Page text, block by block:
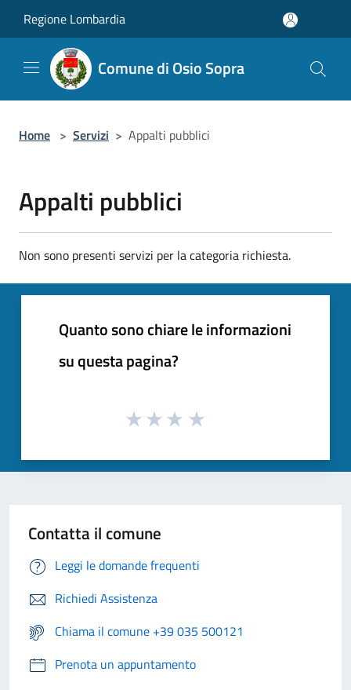
Regione Lombardia
Comune di Osio Sopra
Home > Servizi > Appalti pubblici
Appalti pubblici
Non sono presenti servizi per la categoria richiesta.
Quanto sono chiare le informazioni
su questa pagina?
Contatta il comune
Leggi le domande frequenti
Richiedi Assistenza
Chiama il comune +39 035 500121
Prenota un appuntamento